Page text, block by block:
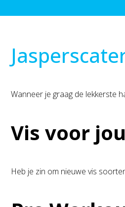
Wanneer je graag de lekkerste
Vis voor jou
Heb je zin om nieuwe vis